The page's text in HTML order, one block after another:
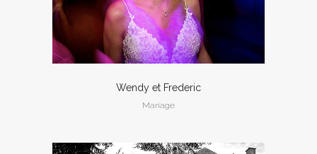
Wendy et Frederic
Mariage